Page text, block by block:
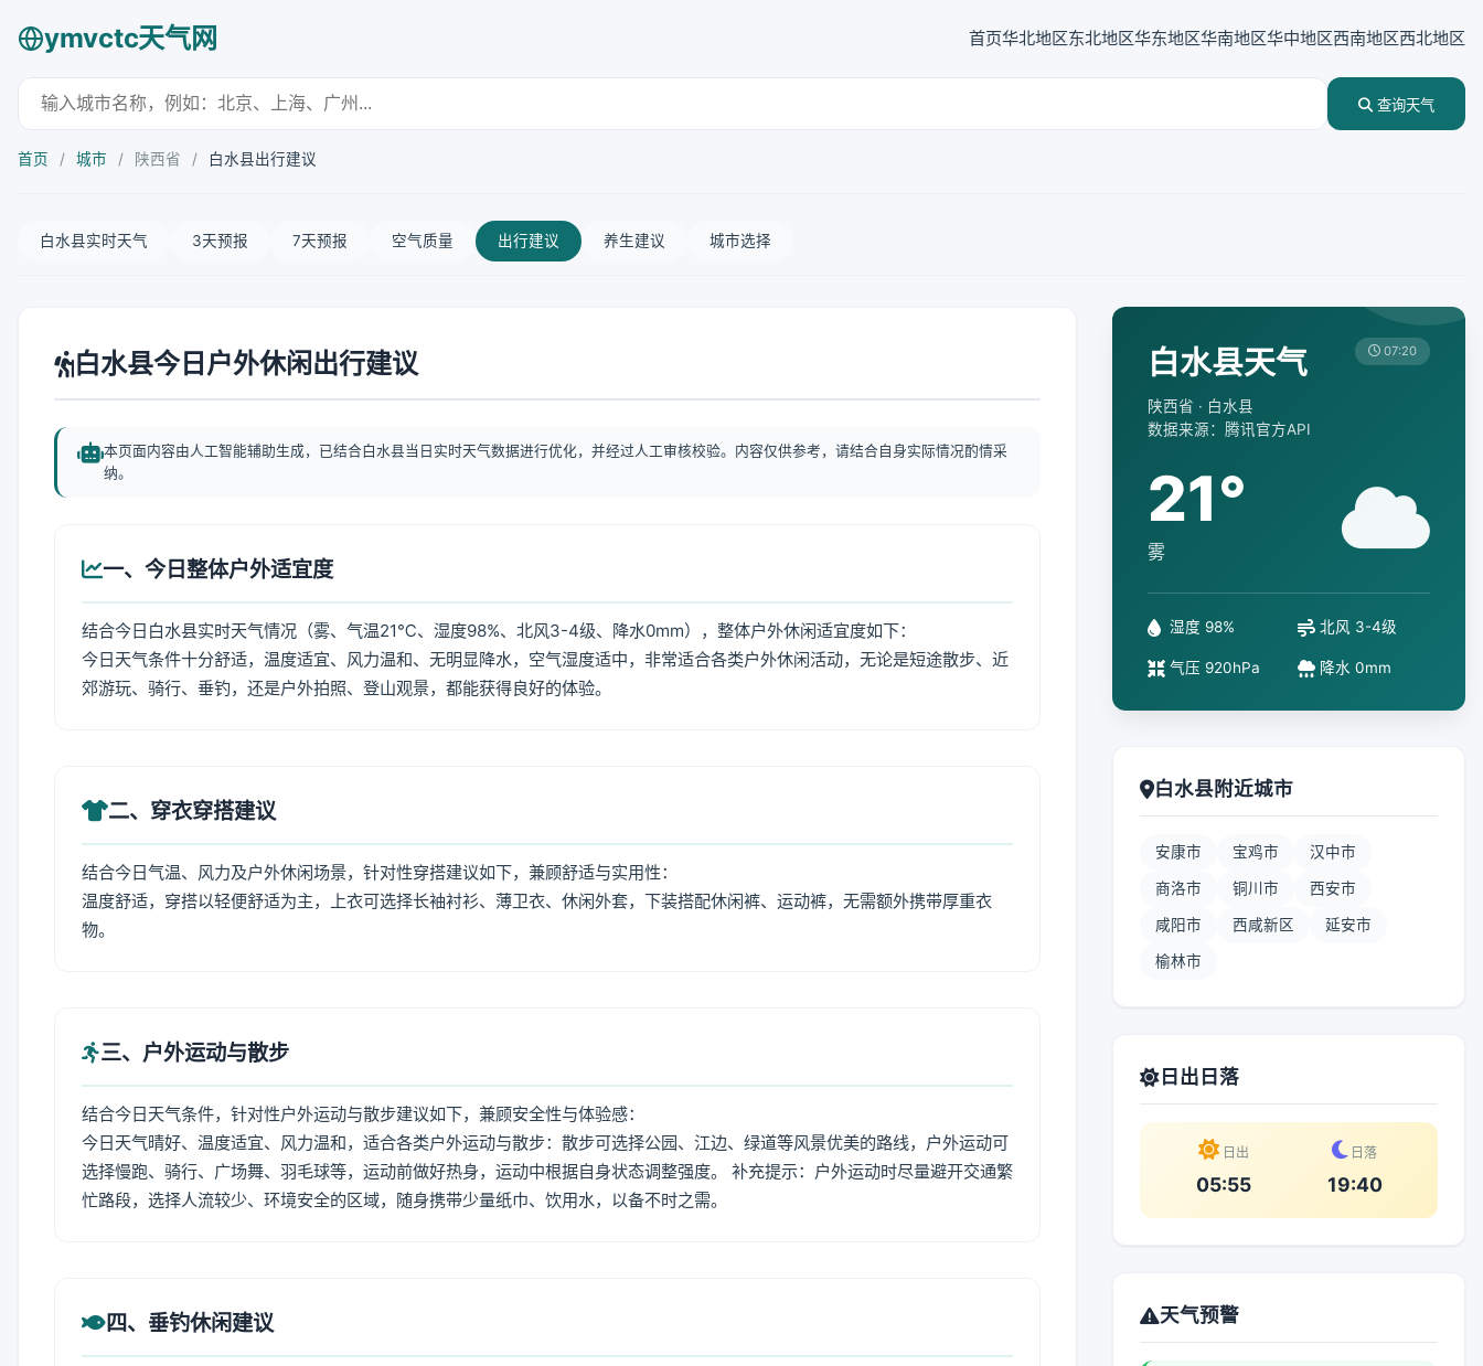
ymvctc天气网 首页华北地区东北地区华东地区华南地区华中地区西南地区西北地区
查询天气
首页 / 城市 / 陕西省 / 白水县出行建议
白水县实时天气 3天预报 7天预报 空气质量 出行建议 养生建议 城市选择
白水县今日户外休闲出行建议
本页面内容由人工智能辅助生成，已结合白水县当日实时天气数据进行优化，并经过人工审核校验。内容仅供参考，请结合自身实际情况酌情采
纳。
一、今日整体户外适宜度
结合今日白水县实时天气情况（雾、气温21℃、湿度98%、北风3-4级、降水0mm），整体户外休闲适宜度如下：
今日天气条件十分舒适，温度适宜、风力温和、无明显降水，空气湿度适中，非常适合各类户外休闲活动，无论是短途散步、近
郊游玩、骑行、垂钓，还是户外拍照、登山观景，都能获得良好的体验。
二、穿衣穿搭建议
结合今日气温、风力及户外休闲场景，针对性穿搭建议如下，兼顾舒适与实用性：
温度舒适，穿搭以轻便舒适为主，上衣可选择长袖衬衫、薄卫衣、休闲外套，下装搭配休闲裤、运动裤，无需额外携带厚重衣
物。
三、户外运动与散步
结合今日天气条件，针对性户外运动与散步建议如下，兼顾安全性与体验感：
今日天气晴好、温度适宜、风力温和，适合各类户外运动与散步：散步可选择公园、江边、绿道等风景优美的路线，户外运动可
选择慢跑、骑行、广场舞、羽毛球等，运动前做好热身，运动中根据自身状态调整强度。 补充提示：户外运动时尽量避开交通繁
忙路段，选择人流较少、环境安全的区域，随身携带少量纸巾、饮用水，以备不时之需。
四、垂钓休闲建议
白水县天气
陕西省 · 白水县
数据来源：腾讯官方API
07:20
21°
雾
湿度 98% 北风 3-4级
气压 920hPa 降水 0mm
白水县附近城市
安康市 宝鸡市 汉中市
商洛市 铜川市 西安市
咸阳市 西咸新区 延安市
榆林市
日出日落
日出
05:55
日落
19:40
天气预警